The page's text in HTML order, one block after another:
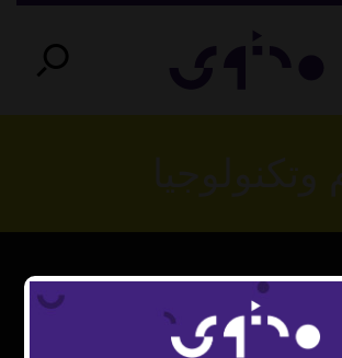
The Video Cloud video was not found.